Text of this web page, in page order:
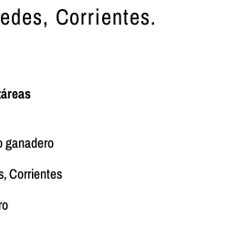
Corrientes.
ganadero
Corrientes